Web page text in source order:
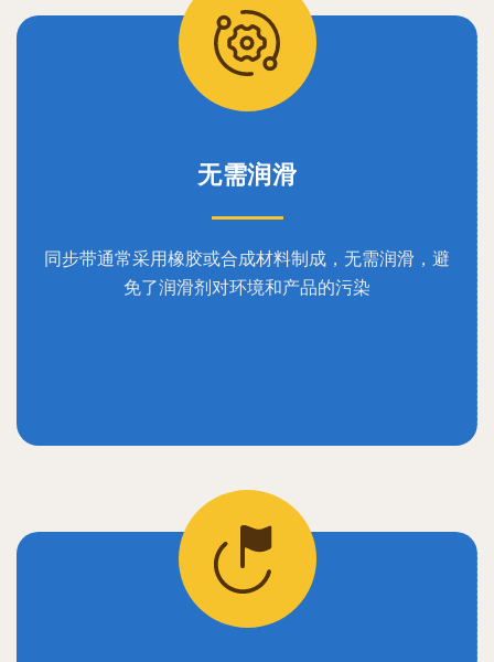
无需润滑
同步带通常采用橡胶或合成材料制成，无需润滑，避
免了润滑剂对环境和产品的污染